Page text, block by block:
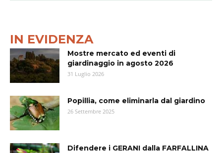
IN EVIDENZA
Mostre mercato ed eventi di
giardinaggio in agosto 2026
31 Luglio 2026
Popillia, come eliminarla dal giardino
26 Settembre 2025
Difendere i GERANI dalla FARFALLINA